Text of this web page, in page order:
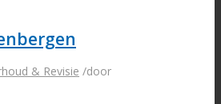
& Revisie /door